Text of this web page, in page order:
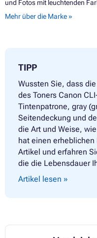
und Fotos mit leuchtenden
Mehr über die Marke »
TIPP
Wussten Sie, dass
des Toners Canon
Tintenpatrone, gray
Seitendeckung und
die Art und Weise,
hat einen
Artikel und erfahren
die die Lebensdauer
Artikel lesen »